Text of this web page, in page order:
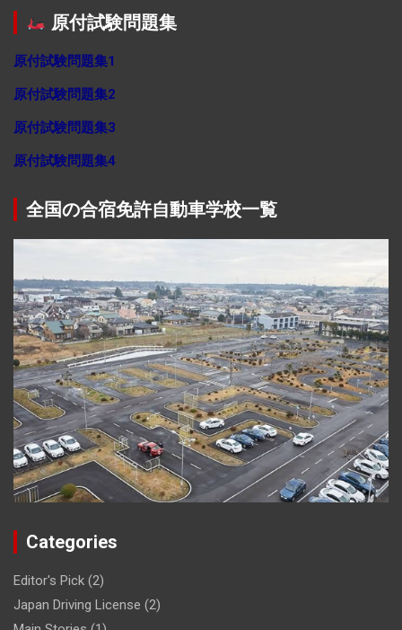
原付試験問題集
原付試験問題集1
原付試験問題集2
原付試験問題集3
原付試験問題集4
全国の合宿免許自動車学校一覧
Categories
Editor's Pick (2)
Japan Driving License (2)